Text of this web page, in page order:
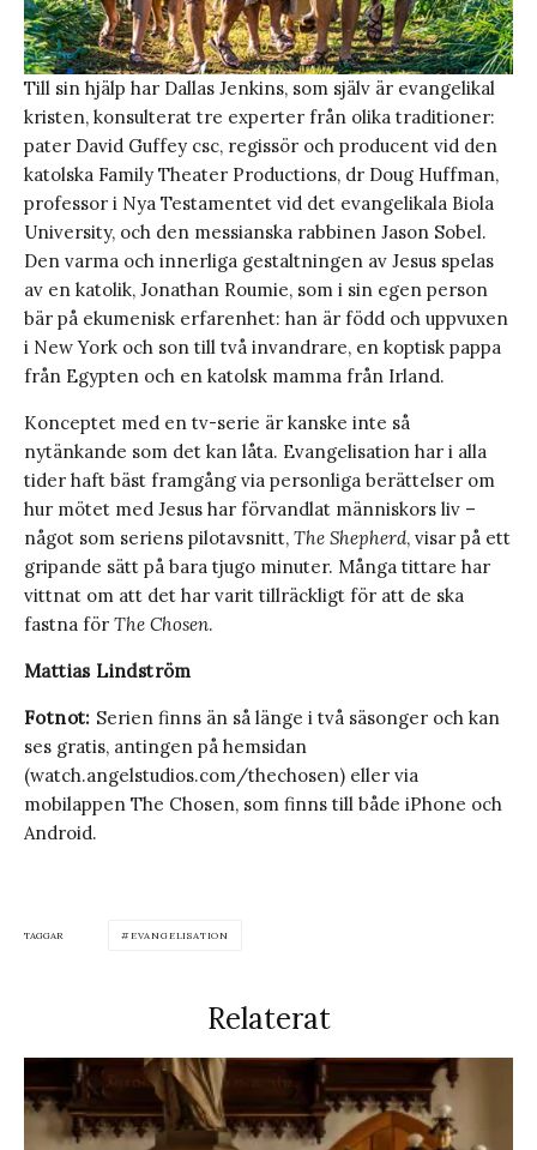
Till sin hjälp har Dallas Jenkins, som själv är evangelikal
kristen, konsulterat tre experter från olika traditioner:
pater David Guffey csc, regissör och producent vid den
katolska Family Theater Productions, dr Doug Huffman,
professor i Nya Testamentet vid det evangelikala Biola
University, och den messianska rabbinen Jason Sobel.
Den varma och innerliga gestaltningen av Jesus spelas
av en katolik, Jonathan Roumie, som i sin egen person
bär på ekumenisk erfarenhet: han är född och uppvuxen
i New York och son till två invandrare, en koptisk pappa
från Egypten och en katolsk mamma från Irland.
Konceptet med en tv-serie är kanske inte så
nytänkande som det kan låta. Evangelisation har i alla
tider haft bäst framgång via personliga berättelser om
hur mötet med Jesus har förvandlat människors liv –
något som seriens pilotavsnitt, The Shepherd, visar på ett
gripande sätt på bara tjugo minuter. Många tittare har
vittnat om att det har varit tillräckligt för att de ska
fastna för The Chosen.
Mattias Lindström
Fotnot: Serien finns än så länge i två säsonger och kan
ses gratis, antingen på hemsidan
(watch.angelstudios.com/thechosen) eller via
mobilappen The Chosen, som finns till både iPhone och
Android.
TAGGAR EVANGELISATION
Relaterat